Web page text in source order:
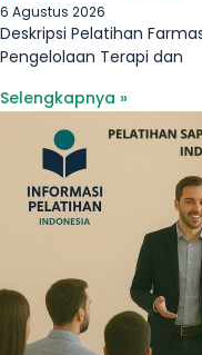
6 Agustus 2026
Deskripsi Pelatihan
Pengelolaan Terapi dan
Selengkapnya »